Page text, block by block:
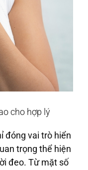
cho hợp lý
đóng vai trò hiển
trọng thể hiện
đeo. Từ mặt số